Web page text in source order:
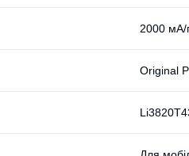
2000 мА/
Original